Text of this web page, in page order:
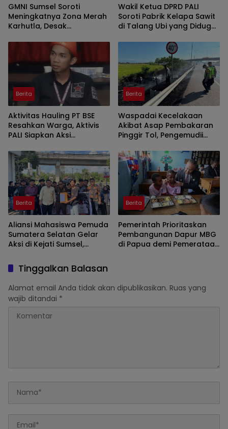
GMNI Sumsel Soroti
Meningkatnya Zona Merah
Karhutla, Desak
Mitigasi dan Penegakan
Wakil Ketua DPRD PALI
Soroti Pabrik Kelapa Sawit
di Talang Ubi yang Diduga
Berita
Aktivitas Hauling PT BSE
Resahkan Warga, Aktivis
PALI Siapkan Aksi
Gubernur
Berita
Waspadai Kecelakaan
Akibat Asap Pembakaran
Pinggir Tol, Pengemudii
Berita
Aliansi Mahasiswa Pemuda
Sumatera Selatan Gelar
Aksi di Kejati Sumsel,
Pungutan Dana BOS dan
Sertifikasi Guru di Ogan Ilir
Berita
Pemerintah Prioritaskan
Pembangunan Dapur MBG
di Papua demi Pemerataan
Tinggalkan Balasan
Alamat email Anda tidak akan dipublikasikan. Ruas yang
wajib ditandai *